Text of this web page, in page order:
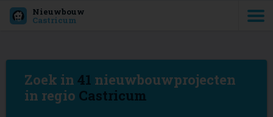
Nieuwbouw
Castricum
Zoek in 41 nieuwbouwprojecten
in regio Castricum